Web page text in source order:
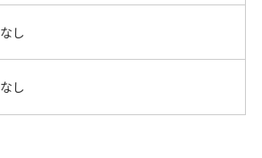
なし
なし